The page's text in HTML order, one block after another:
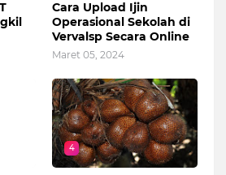
Cara Upload Ijin
Operasional Sekolah di
Vervalsp Secara Online
Maret 05, 2024
4